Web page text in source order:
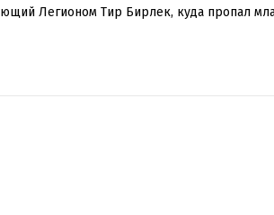
Легионом Тир Бирлек, куда пропал
не окунувших в них, и не узнав обо
для меня образцом настоящего
действенные. Прям гордость берет
то поняла, кто она такая, и нашла